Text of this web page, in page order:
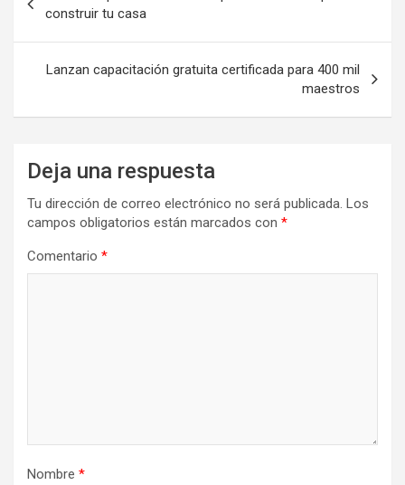
de
entradas
construir tu casa
Lanzan capacitación gratuita certificada para 400 mil
maestros
Deja una respuesta
Tu dirección de correo electrónico no será publicada. Los
campos obligatorios están marcados con *
Comentario *
Nombre *